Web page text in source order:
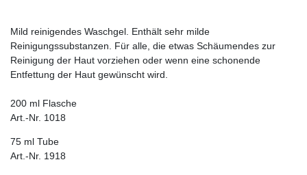
Mild reinigendes Waschgel. Enthält sehr milde
Reinigungssubstanzen. Für alle, die etwas Schäumendes zur
Reinigung der Haut vorziehen oder wenn eine schonende
Entfettung der Haut gewünscht wird.
200 ml Flasche
Art.-Nr. 1018
75 ml Tube
Art.-Nr. 1918